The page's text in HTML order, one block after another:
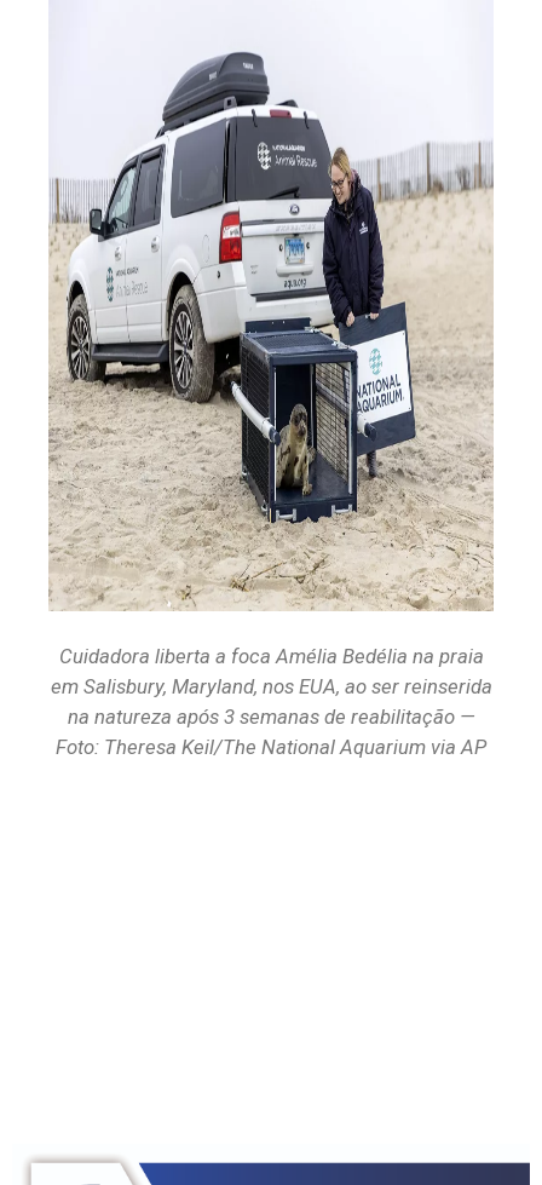
Cuidadora liberta a foca Amélia Bedélia na praia
em Salisbury, Maryland, nos EUA, ao ser reinserida
na natureza após 3 semanas de reabilitação —
Foto: Theresa Keil/The National Aquarium via AP